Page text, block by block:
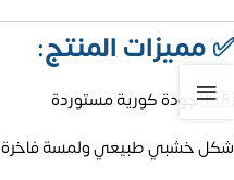
✅مميزات المنتج:
🇰🇷 جودة كورية مستوردة
شكل خشبي طبيعي ولمسة فاخرة